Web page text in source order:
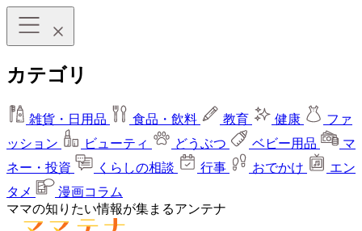
カテゴリ
雑貨・日用品 食品・飲料 教育 健康
ファ
ッション
ビューティ どうぶつ ベビー用品
マ
ネー・投資
くらしの相談 行事 おでかけ
エン
タメ
漫画コラム
ママの知りたい情報が集まるアンテナ